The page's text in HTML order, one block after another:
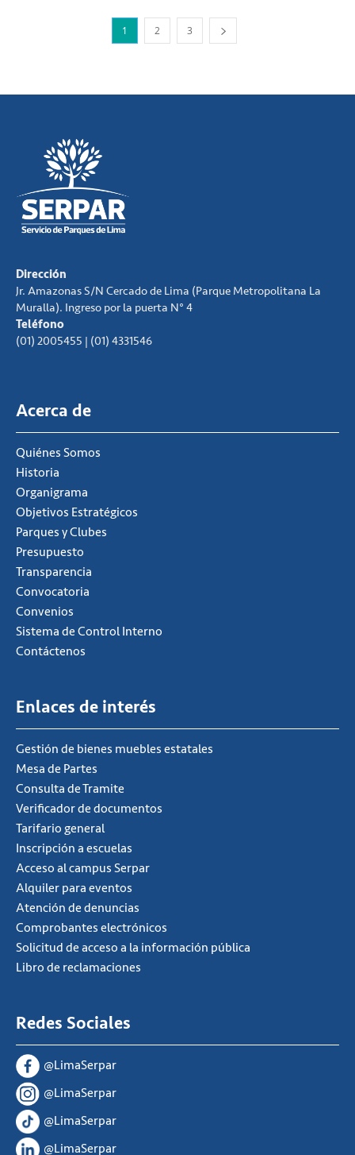
1 2 3
Dirección
Jr. Amazonas S/N Cercado de Lima (Parque Metropolitana La
Muralla). Ingreso por la puerta N° 4
Teléfono
(01) 2005455 | (01) 4331546
Acerca de
Quiénes Somos
Historia
Organigrama
Objetivos Estratégicos
Parques y Clubes
Presupuesto
Transparencia
Convocatoria
Convenios
Sistema de Control Interno
Contáctenos
Enlaces de interés
Gestión de bienes muebles estatales
Mesa de Partes
Consulta de Tramite
Verificador de documentos
Tarifario general
Inscripción a escuelas
Acceso al campus Serpar
Alquiler para eventos
Atención de denuncias
Comprobantes electrónicos
Solicitud de acceso a la información pública
Libro de reclamaciones
Redes Sociales
@LimaSerpar
@LimaSerpar
@LimaSerpar
@LimaSerpar